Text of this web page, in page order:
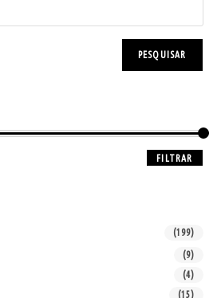
PESQUISAR
FILTRAR
(199)
(9)
(4)
(15)